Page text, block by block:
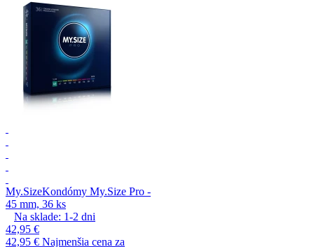
My.SizeKondómy My.Size Pro -
45 mm, 36 ks
Na sklade: 1-2 dni
42,95 €
42,95 € Najmenšia cena za